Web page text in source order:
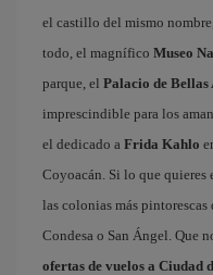
el castillo del mismo
todo, el magnífico Museo
parque, el Palacio de Bellas
imprescindible para los
el dedicado a Frida Kahlo
Coyoacán. Si lo que quieres
las colonias más pintorescas
Condesa o San Ángel. Que
ofertas de vuelos a Ciudad